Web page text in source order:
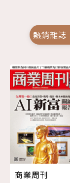
熱銷雜誌
商業周刊